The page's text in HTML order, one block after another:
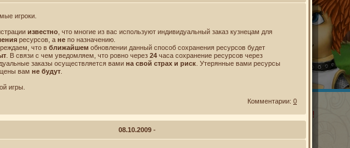
Имя! Мне нужно имя!
игроки.
известно , что многие из вас используют индивидуальный заказ кузнецам для
ресурсов, а не по назначению.
что в ближайшем обновлении данный способ сохранения ресурсов будет
. В связи с чем уведомляем, что ровно через 24 часа сохранение ресурсов через
заказы осуществляется вами на свой страх и риск . Утерянные вами ресурсы
вам не будут
игры.
Комментарии: 0
08.10.2009-